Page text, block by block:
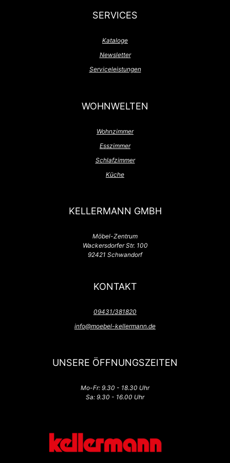
SERVICES
Kataloge
Newsletter
Serviceleistungen
WOHNWELTEN
Wohnzimmer
Esszimmer
Schlafzimmer
Küche
KELLERMANN GMBH
Möbel-Zentrum
Wackersdorfer Str. 100
92421 Schwandorf
KONTAKT
09431/381820
info@moebel-kellermann.de
UNSERE ÖFFNUNGSZEITEN
Mo-Fr: 9.30 - 18.30 Uhr
Sa: 9.30 - 16.00 Uhr